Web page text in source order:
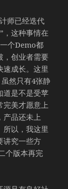
师已经迭代
，这种事情在
个Demo都
，创业者需要
速成长。这里
然只有4张静
道是不是受苹
完美才愿意上
产品还未上
以，我这里
讲究一些方
个版本再完